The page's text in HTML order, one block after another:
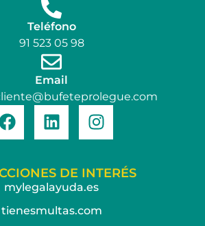
Teléfono
91 523 05 98
Email
DE INTERÉS
mylegalayuda.es
tienesmultas.com